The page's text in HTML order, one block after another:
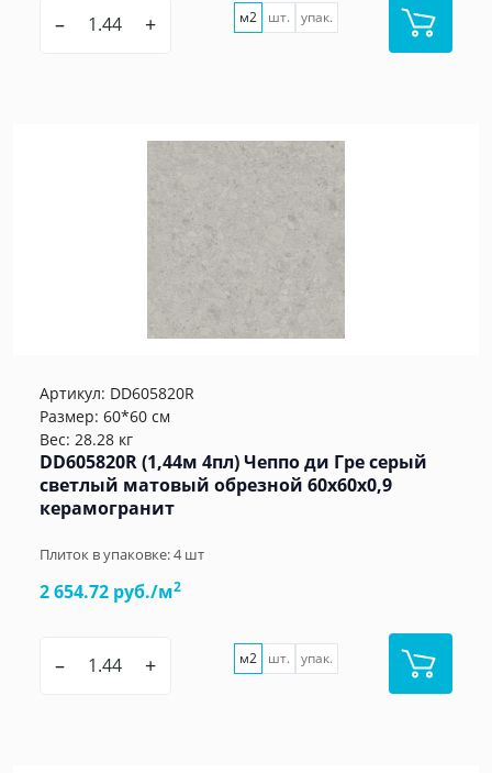
– + м2 шт. упак.
Артикул: DD605820R
Размер: 60*60 см
Вес: 28.28 кг
DD605820R (1,44м 4пл) Чеппо ди Гре серый
светлый матовый обрезной 60x60x0,9
керамогранит
Плиток в упаковке:4шт
2 654.72 руб./м2
– + м2 шт. упак.